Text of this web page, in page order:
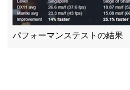
パフォーマンステストの結果